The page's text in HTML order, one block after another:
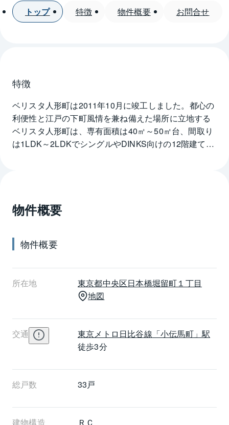
トップ 特徴 物件概要 お問合せ
特徴
ベリスタ人形町は2011年10月に竣工しました。都心の
利便性と江戸の下町風情を兼ね備えた場所に立地する
ベリスタ人形町は、専有面積は40㎡～50㎡台、間取り
は1LDK～2LDKでシングルやDINKS向けの12階建てマ
ナ・浴室換気乾燥機・食器洗浄乾燥機・浄水器一体型
水栓・BS・CSなど暮らしを快適にする設備も充実し
ニター付きオートロックシステムと併せて防犯面に配
トア・飲食店・金融機関などの施設が揃い便利です。
ベリスタ人形町からは東京メトロ日比谷線小伝馬町駅
から徒歩3分、都営浅草線人形町駅から徒歩6分、など
立地です。
物件概要
物件概要
所在地 東京都中央区日本橋堀留町１丁目
地図
交通 東京メトロ日比谷線 「小伝馬町」駅
徒歩3分
総戸数 33戸
建物構造 ＲＣ